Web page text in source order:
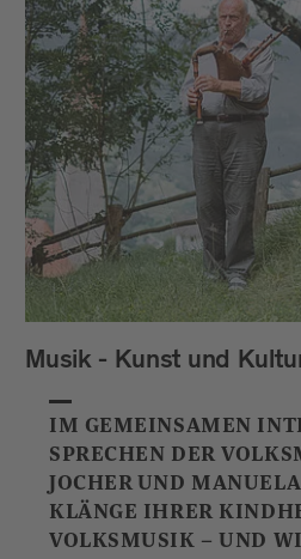
Musik - Kunst und
IM GEMEINSAMEN
SPRECHEN DER
JOCHER UND
KLÄNGE IHRER
VOLKSMUSIK – UND